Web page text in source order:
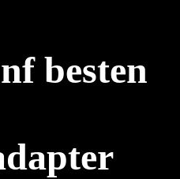
besten